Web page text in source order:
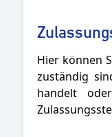
Hier können
zuständig
handelt